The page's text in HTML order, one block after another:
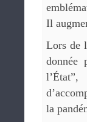
Il
Lors de
donnée
la